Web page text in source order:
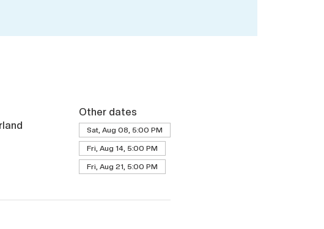
Other dates
Sat, Aug 08, 5:00 PM
Fri, Aug 14, 5:00 PM
Fri, Aug 21, 5:00 PM